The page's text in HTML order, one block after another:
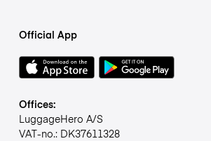
Official App
Offices:
LuggageHero A/S
VAT-no.: DK37611328